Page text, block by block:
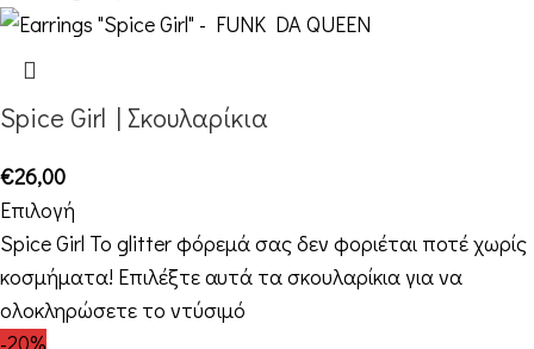
Spice Girl | Σκουλαρίκια
€26,00
Επιλογή
Spice Girl Το glitter φόρεμά σας δεν φοριέται ποτέ χωρίς
κοσμήματα! Επιλέξτε αυτά τα σκουλαρίκια για να
ολοκληρώσετε το ντύσιμό
-20%